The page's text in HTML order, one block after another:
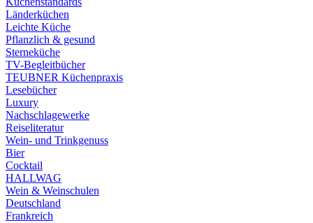
Länderküchen
Leichte Küche
Pflanzlich & gesund
Sterneküche
TV-Begleitbücher
TEUBNER Küchenpraxis
Lesebücher
Luxury
Nachschlagewerke
Reiseliteratur
Wein- und Trinkgenuss
Bier
Cocktail
HALLWAG
Wein & Weinschulen
Deutschland
Frankreich